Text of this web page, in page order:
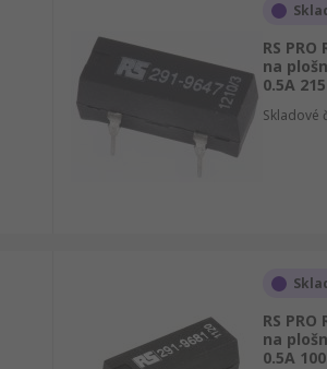
RS
na
0.5A
Skladové
RS
na
0.5A